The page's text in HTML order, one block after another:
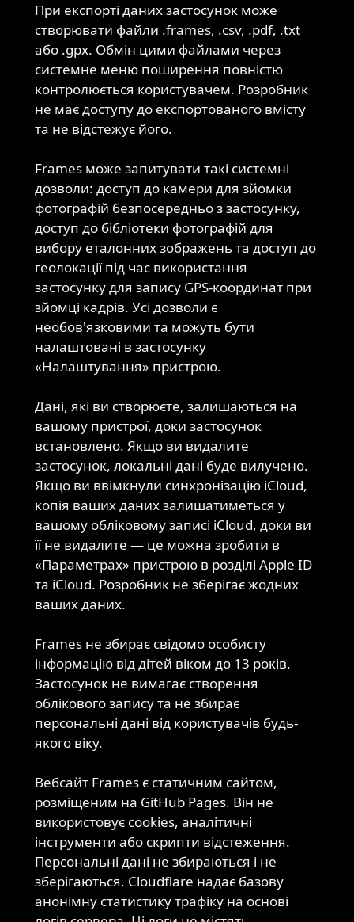
Експорт
даних
При експорті даних застосунок може
створювати файли .frames, .csv, .pdf, .txt
або .gpx. Обмін цими файлами через
системне меню поширення повністю
контролюється користувачем. Розробник
не має доступу до експортованого вмісту
та не відстежує його.
Дозволи
Frames може запитувати такі системні
дозволи: доступ до камери для зйомки
фотографій безпосередньо з застосунку,
доступ до бібліотеки фотографій для
вибору еталонних зображень та доступ до
геолокації під час використання
застосунку для запису GPS-координат при
зйомці кадрів. Усі дозволи є
необов'язковими та можуть бути
налаштовані в застосунку
«Налаштування» пристрою.
Зберігання
та
видалення
даних
Дані, які ви створюєте, залишаються на
вашому пристрої, доки застосунок
встановлено. Якщо ви видалите
застосунок, локальні дані буде вилучено.
Якщо ви ввімкнули синхронізацію iCloud,
копія ваших даних залишатиметься у
вашому обліковому записі iCloud, доки ви
її не видалите — це можна зробити в
«Параметрах» пристрою в розділі Apple ID
та iCloud. Розробник не зберігає жодних
ваших даних.
Конфіденційність
дітей
Frames не збирає свідомо особисту
інформацію від дітей віком до 13 років.
Застосунок не вимагає створення
облікового запису та не збирає
персональні дані від користувачів будь-
якого віку.
Вебсайт
Вебсайт Frames є статичним сайтом,
розміщеним на GitHub Pages. Він не
використовує cookies, аналітичні
інструменти або скрипти відстеження.
Персональні дані не збираються і не
зберігаються. Cloudflare надає базову
анонімну статистику трафіку на основі